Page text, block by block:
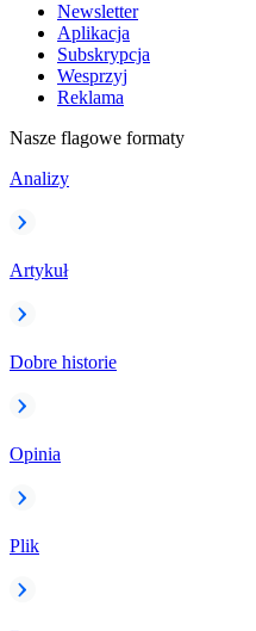
Newsletter
Aplikacja
Subskrypcja
Wesprzyj
Reklama
Nasze flagowe formaty
Analizy
Artykuł
Dobre historie
Opinia
Plik